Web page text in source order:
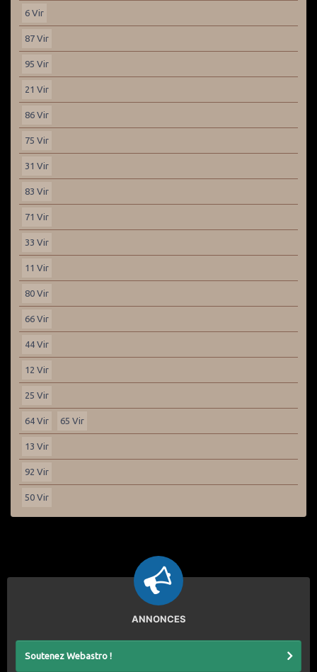
6 Vir
87 Vir
95 Vir
21 Vir
86 Vir
75 Vir
31 Vir
83 Vir
71 Vir
33 Vir
11 Vir
80 Vir
66 Vir
44 Vir
12 Vir
25 Vir
64 Vir 65 Vir
13 Vir
92 Vir
50 Vir
ANNONCES
Soutenez Webastro !